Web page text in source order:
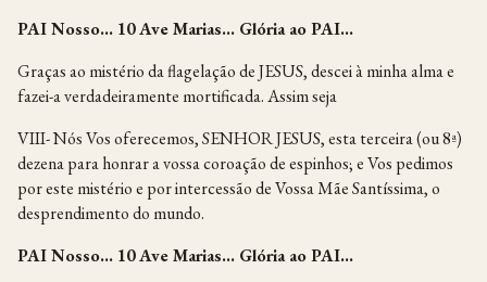
PAI Nosso… 10 Ave Marias… Glória ao PAI…
Graças ao mistério da flagelação de JESUS, descei à minha alma e
fazei-a verdadeiramente mortificada. Assim seja
VIII- Nós Vos oferecemos, SENHOR JESUS, esta terceira (ou 8ª)
dezena para honrar a vossa coroação de espinhos; e Vos pedimos
por este mistério e por intercessão de Vossa Mãe Santíssima, o
desprendimento do mundo.
PAI Nosso… 10 Ave Marias… Glória ao PAI…